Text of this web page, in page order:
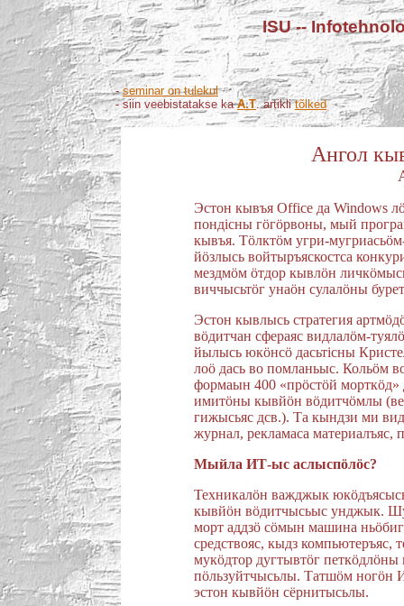
ISU --
-seminar on tulekul
- siin veebistatakse kaA.T. artiklitõlked
Ангол
Эстон кывъя Office да Windows
пондiсны гöгöрвоны, мый
кывъя. Тöлктöм угри-
йöзлысь войтыръяскостса
мездмöм öтдор кывлöн
виччысьтöг унаöн сулалöны
Эстон кывлысь стратегия
вöдитчан сфераяс видлалöм-
йылысь юкöнсö дасьтiсны
лоö дась во помланьыс. Кольöм
формаын 400 «прöстöй морткöд»
имитöны кывйöн вöдитчöмлы
гижысьяс дсв.). Та кындзи ми
журнал, рекламаса материалъяс,
Мыйла ИТ-ыс аслыспöлöс?
Техникалöн важджык
кывйöн вöдитчысьыс унджык.
морт аддзö сöмын машина
средствояс, кыдз компьютеръяс,
мукöдтор дугтывтöг
пöльзуйтчысьлы. Татшöм ногöн
эстон кывйöн сëрнитысьлы.